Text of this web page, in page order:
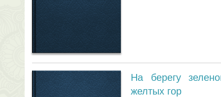
На берегу
желтых гор